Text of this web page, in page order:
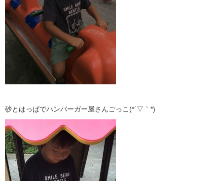
砂とはっぱでハンバーガー屋さんごっこ(*´▽｀*)